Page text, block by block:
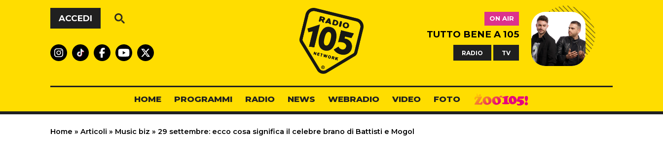
Vai al contenuto
ACCEDI
Radio 105
ON AIR
TUTTO BENE A 105
RADIO TV
HOME PROGRAMMI RADIO NEWS WEBRADIO VIDEO FOTO
Home » Articoli » Music biz » 29 settembre: ecco cosa significa il celebre brano di Battisti e Mogol